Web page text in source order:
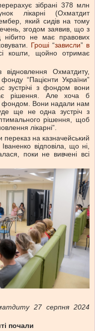
зібрані 378 млн
лікарні (Охматдит
який сидів на тому
згодом заявив, що з
не має правових
Гроші “зависли” в
кошти, щойно отримає
Охматдиту,
“Пацієнти України”
зустрічі з фондом вони
рішення. Але хоча б
фондом. Вони надали нам
ще не одна зустріч з
рішення, щоб
лікарні”.
переказ на казначейський
відповіла, що ні,
поки не вивчені всі
27 серпня 2024
почали